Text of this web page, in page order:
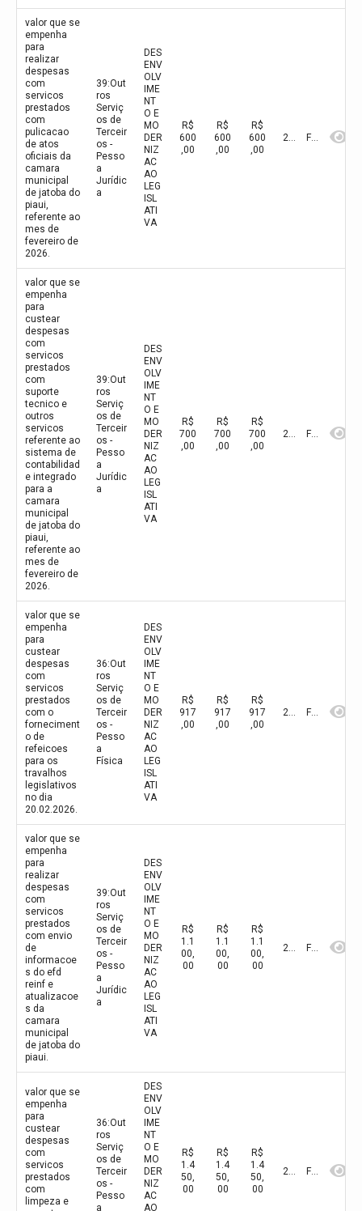
valor que se
empenha
para
realizar
despesas
com
servicos
prestados
com
pulicacao
de atos
oficiais da
camara
municipal
de jatoba do
piaui,
referente ao
mes de
fevereiro de
2026.
39:Out
ros
Serviç
os de
Terceir
os -
Pesso
a
Jurídic
a
DES
ENV
OLV
IME
NT
O E
MO
DER
NIZ
AC
AO
LEG
ISL
ATI
VA
R$
600
,00
R$
600
,00
R$
600
,00
2026 Fevereiro
valor que se
empenha
para
custear
despesas
com
servicos
prestados
com
suporte
tecnico e
outros
servicos
referente ao
sistema de
contabilidad
e integrado
para a
camara
municipal
de jatoba do
piaui,
referente ao
mes de
fevereiro de
2026.
39:Out
ros
Serviç
os de
Terceir
os -
Pesso
a
Jurídic
a
DES
ENV
OLV
IME
NT
O E
MO
DER
NIZ
AC
AO
LEG
ISL
ATI
VA
R$
700
,00
R$
700
,00
R$
700
,00
2026 Fevereiro
valor que se
empenha
para
custear
despesas
com
servicos
prestados
com o
forneciment
o de
refeicoes
para os
travalhos
legislativos
no dia
20.02.2026.
36:Out
ros
Serviç
os de
Terceir
os -
Pesso
a
Física
DES
ENV
OLV
IME
NT
O E
MO
DER
NIZ
AC
AO
LEG
ISL
ATI
VA
R$
917
,00
R$
917
,00
R$
917
,00
2026 Fevereiro
valor que se
empenha
para
realizar
despesas
com
servicos
prestados
com envio
de
informacoe
s do efd
reinf e
atualizacoe
s da
camara
municipal
de jatoba do
piaui.
39:Out
ros
Serviç
os de
Terceir
os -
Pesso
a
Jurídic
a
DES
ENV
OLV
IME
NT
O E
MO
DER
NIZ
AC
AO
LEG
ISL
ATI
VA
R$
1.1
00,
00
R$
1.1
00,
00
R$
1.1
00,
00
2026 Fevereiro
valor que se
empenha
para
custear
despesas
com
servicos
prestados
com
limpeza e
36:Out
ros
Serviç
os de
Terceir
os -
Pesso
a
DES
ENV
OLV
IME
NT
O E
MO
DER
NIZ
AC
AO
R$
1.4
50,
00
R$
1.4
50,
00
R$
1.4
50,
00
2026 Fevereiro